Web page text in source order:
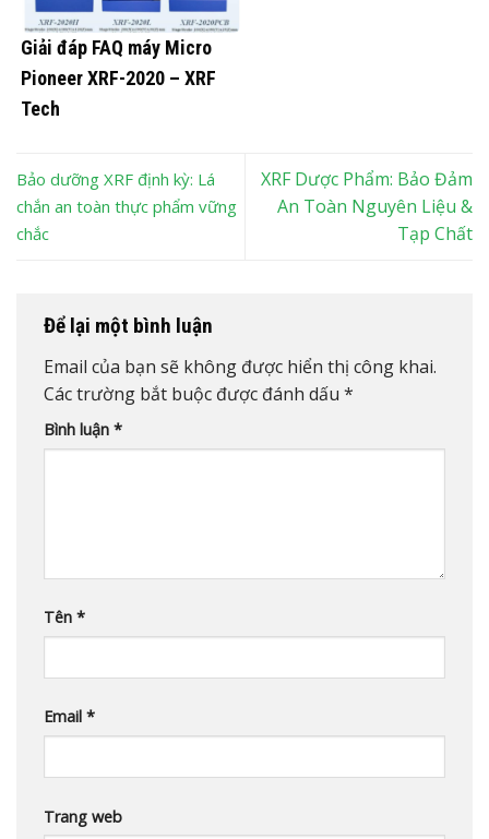
Giải đáp FAQ máy Micro
Pioneer XRF-2020 – XRF
Tech
Bảo dưỡng XRF định kỳ: Lá
chắn an toàn thực phẩm vững
chắc
XRF Dược Phẩm: Bảo Đảm
An Toàn Nguyên Liệu &
Tạp Chất
Để lại một bình luận
Email của bạn sẽ không được hiển thị công khai.
Các trường bắt buộc được đánh dấu *
Bình luận *
Tên *
Email *
Trang web